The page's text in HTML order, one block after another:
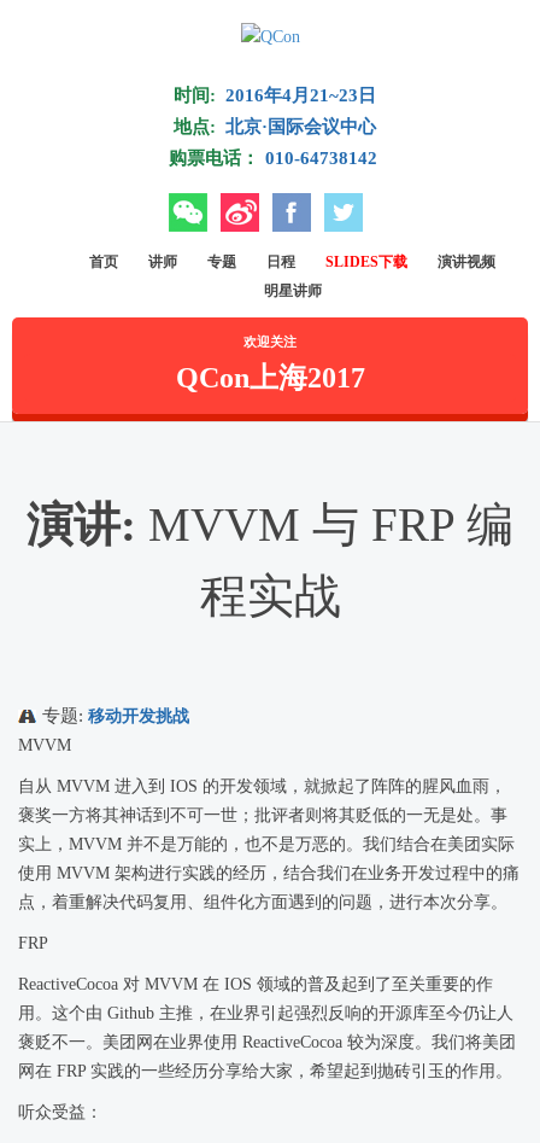
时间: 2016年4月21~23日
地点: 北京·国际会议中心
购票电话：
010-64738142
微信 微博 Facebook
首页 讲师 专题 日程 SLIDES下载
演讲视频
明星讲师
欢迎关注
QCon上海2017
演讲: MVVM 与 FRP 编
程实战
专题: 移动开发挑战
MVVM
自从 MVVM 进入到 IOS 的开发领域，就掀起了阵阵的腥风血雨，
褒奖一方将其神话到不可一世；批评者则将其贬低的一无是处。事
实上，MVVM 并不是万能的，也不是万恶的。我们结合在美团实际
使用 MVVM 架构进行实践的经历，结合我们在业务开发过程中的痛
点，着重解决代码复用、组件化方面遇到的问题，进行本次分享。
FRP
ReactiveCocoa 对 MVVM 在 IOS 领域的普及起到了至关重要的作
用。这个由 Github 主推，在业界引起强烈反响的开源库至今仍让人
褒贬不一。美团网在业界使用 ReactiveCocoa 较为深度。我们将美团
网在 FRP 实践的一些经历分享给大家，希望起到抛砖引玉的作用。
听众受益：